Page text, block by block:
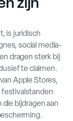
is juridisch
social media-
dragen sterk bij
te claimen.
Apple Stores,
festivalstanden
bijdragen aan